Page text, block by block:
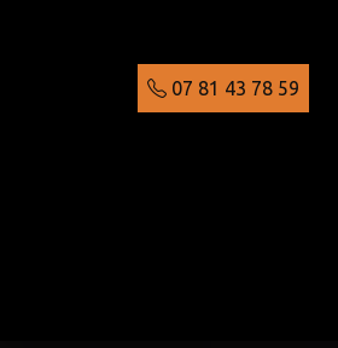
07 81 43 78 59